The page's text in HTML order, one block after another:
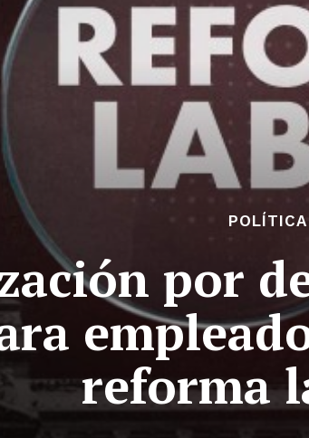
POLÍTICA
por
reforma